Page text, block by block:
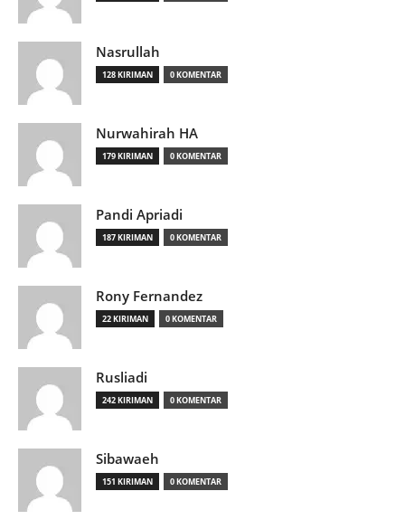
Nasrullah
128 KIRIMAN 0 KOMENTAR
Nurwahirah HA
179 KIRIMAN 0 KOMENTAR
Pandi Apriadi
187 KIRIMAN 0 KOMENTAR
Rony Fernandez
22 KIRIMAN 0 KOMENTAR
Rusliadi
242 KIRIMAN 0 KOMENTAR
Sibawaeh
151 KIRIMAN 0 KOMENTAR